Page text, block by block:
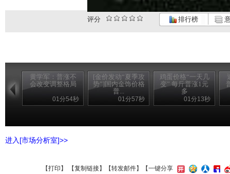
评分 排行榜
黄学军：普涨不
会改变调整格局
01分54秒
[金价发动“夏季攻
势”]国内金饰价格
普...
01分57秒
鸡蛋价格“一天几
变” 每斤普涨1元
多
01分13秒
进入[市场分析室]>>
【打印 】 【复制链接】【转发邮件】 【一键分享